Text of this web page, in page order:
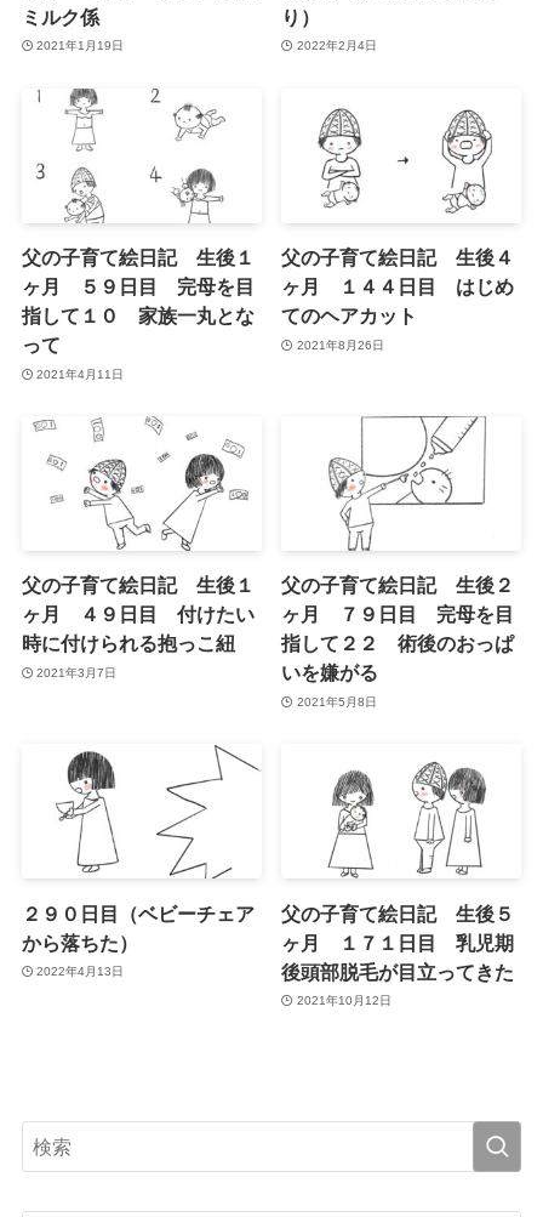
ミルク係
2021年1月19日
り）
2022年2月4日
父の子育て絵日記 生後１
ヶ月 ５９日目 完母を目
指して１０ 家族一丸とな
って
2021年4月11日
父の子育て絵日記 生後４
ヶ月 １４４日目 はじめ
てのヘアカット
2021年8月26日
父の子育て絵日記 生後１
ヶ月 ４９日目 付けたい
時に付けられる抱っこ紐
2021年3月7日
父の子育て絵日記 生後２
ヶ月 ７９日目 完母を目
指して２２ 術後のおっぱ
いを嫌がる
2021年5月8日
２９０日目（ベビーチェア
から落ちた）
2022年4月13日
父の子育て絵日記 生後５
ヶ月 １７１日目 乳児期
後頭部脱毛が目立ってきた
2021年10月12日